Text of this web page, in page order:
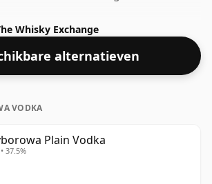
Whisky Exchange
alternatieven
VODKA
Plain Vodka
37.5%